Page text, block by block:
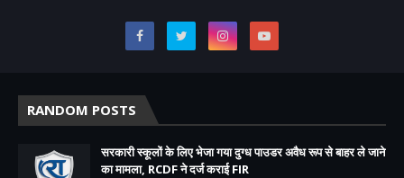
RANDOM POSTS
सरकारी स्कूलों के लिए भेजा गया दुग्ध पाउडर अवैध रूप से बाहर ले जाने
का मामला, RCDF ने दर्ज कराई FIR